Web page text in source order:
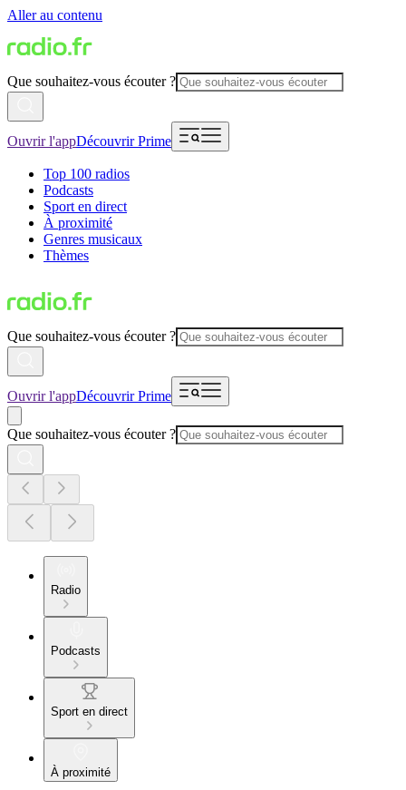
Aller au contenu
Que souhaitez-vous écouter ?
Ouvrir l'appDécouvrir Prime
Top 100 radios
Podcasts
Sport en direct
À proximité
Genres musicaux
Thèmes
Que souhaitez-vous écouter ?
Ouvrir l'appDécouvrir Prime
Que souhaitez-vous écouter ?
Radio
Podcasts
Sport en direct
À proximité